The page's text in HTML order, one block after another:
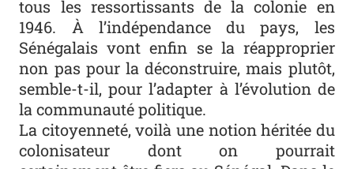
tous les ressortissants de la colonie en
1946. À l’indépendance du pays, les
Sénégalais vont enfin se la réapproprier
non pas pour la déconstruire, mais plutôt,
semble-t-il, pour l’adapter à l’évolution de
la communauté politique.
La citoyenneté, voilà une notion héritée du
colonisateur dont on pourrait